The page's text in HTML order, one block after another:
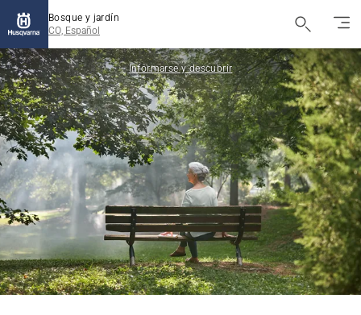
Bosque y jardín
CO, Español
Informarse y descubrir